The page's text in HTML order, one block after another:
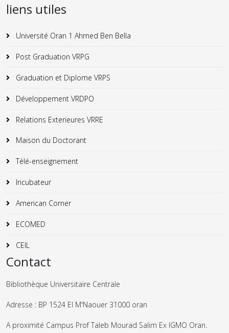
liens utiles
Université Oran 1 Ahmed Ben Bella
Post Graduation VRPG
Graduation et Diplome VRPS
Développement VRDPO
Relations Exterieures VRRE
Maison du Doctorant
Télé-enseignement
Incubateur
American Corner
ECOMED
CEIL
Contact
Bibliothèque Universitaire Centrale
Adresse : BP 1524 El M'Naouer 31000 oran
A proximité Campus Prof Taleb Mourad Salim Ex IGMO Oran.